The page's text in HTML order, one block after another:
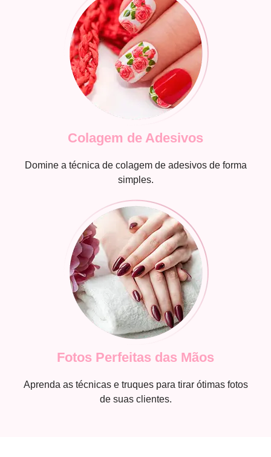
Colagem de Adesivos
Domine a técnica de colagem de adesivos de forma
simples.
Fotos Perfeitas das Mãos
Aprenda as técnicas e truques para tirar ótimas fotos
de suas clientes.